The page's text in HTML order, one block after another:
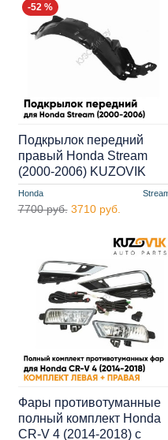
-52 %
Honda
Подкрылок передний
правый Honda Stream
(2000-2006) KUZOVIK
7700 руб. 3710 руб.
Фары противотуманные
полный комплект Honda
CR-V 4 (2014-2018) с